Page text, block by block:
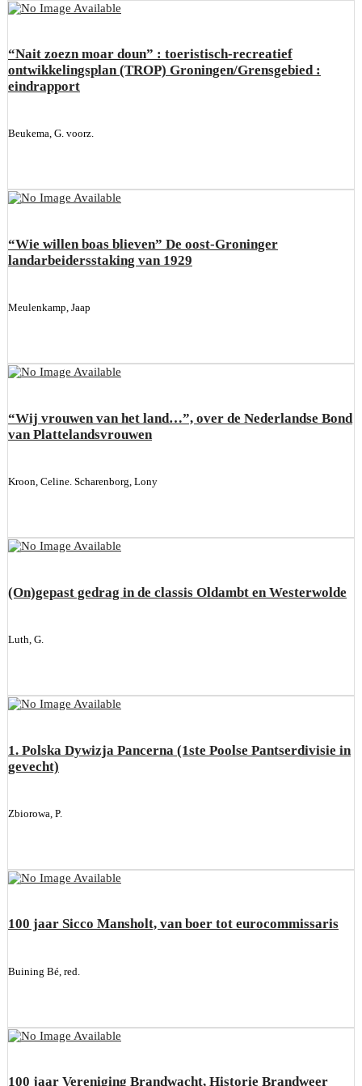
“Nait zoezn moar doun” : toeristisch-recreatief
ontwikkelingsplan (TROP) Groningen/Grensgebied :
eindrapport
Beukema, G. voorz.
“Wie willen boas blieven” De oost-Groninger
landarbeidersstaking van 1929
Meulenkamp, Jaap
“Wij vrouwen van het land…”, over de Nederlandse Bond
van Plattelandsvrouwen
Kroon, Celine. Scharenborg, Lony
(On)gepast gedrag in de classis Oldambt en Westerwolde
Luth, G.
1. Polska Dywizja Pancerna (1ste Poolse Pantserdivisie in
gevecht)
Zbiorowa, P.
100 jaar Sicco Mansholt, van boer tot eurocommissaris
Buining Bé, red.
100 jaar Vereniging Brandwacht, Historie Brandweer